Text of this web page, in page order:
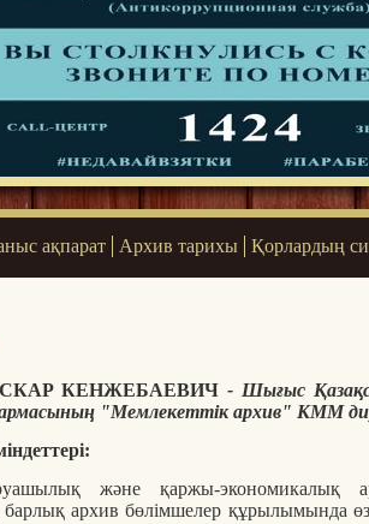
ақпарат Архив тарихы Қорлардың
КЕНЖЕБАЕВИЧ - Шығыс
"Мемлекеттік архив" КММ
және қаржы-экономикалық
архив бөлімшелер құрылымында